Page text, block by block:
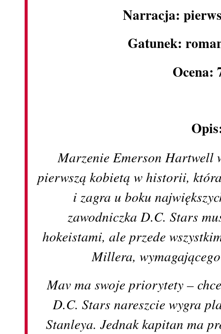
Narracja:
Gatunek:
Ocena:
Marzenie Emerson Hartwell
pierwszą kobietą w historii,
i zagra u boku
zawodniczka D.C. Stars
hokeistami, ale przede
Millera,
Mav ma swoje priorytety –
D.C. Stars nareszcie wygra
Stanleya. Jednak kapitan ma